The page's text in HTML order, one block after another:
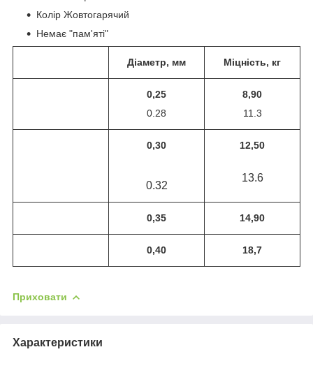
Колір Жовтогарячий
Немає "пам'яті"
Діаметр, мм Міцність, кг
0,25
0.28
8,90
11.3
0,30
0.32
12,50
13.6
0,35 14,90
0,40 18,7
Приховати
Характеристики